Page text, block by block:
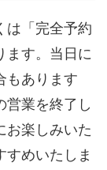
は「完全予約
ます。当日に
もあります
営業を終了し
お楽しみいた
すめいたしま